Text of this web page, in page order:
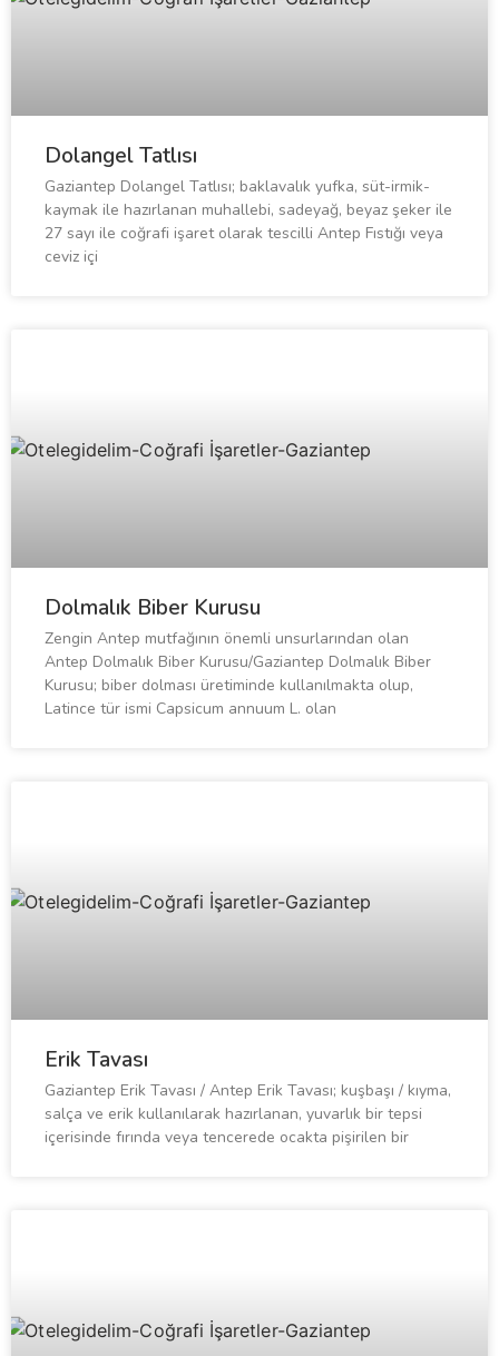
Dolangel Tatlısı
Gaziantep Dolangel Tatlısı; baklavalık yufka, süt-irmik-
kaymak ile hazırlanan muhallebi, sadeyağ, beyaz şeker ile
27 sayı ile coğrafi işaret olarak tescilli Antep Fıstığı veya
ceviz içi
Dolmalık Biber Kurusu
Zengin Antep mutfağının önemli unsurlarından olan
Antep Dolmalık Biber Kurusu/Gaziantep Dolmalık Biber
Kurusu; biber dolması üretiminde kullanılmakta olup,
Latince tür ismi Capsicum annuum L. olan
Erik Tavası
Gaziantep Erik Tavası / Antep Erik Tavası; kuşbaşı / kıyma,
salça ve erik kullanılarak hazırlanan, yuvarlık bir tepsi
içerisinde fırında veya tencerede ocakta pişirilen bir